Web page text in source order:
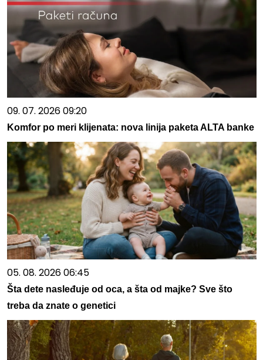
09. 07. 2026 09:20
Komfor po meri klijenata: nova linija paketa ALTA banke
05. 08. 2026 06:45
Šta dete nasleđuje od oca, a šta od majke? Sve što
treba da znate o genetici